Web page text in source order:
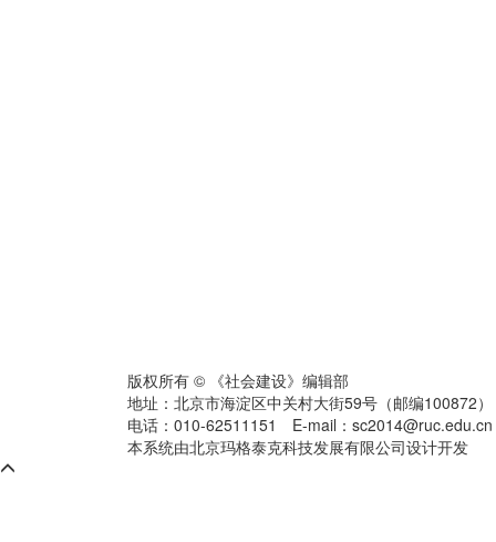
版权所有 © 《社会建设》编辑部
地址：北京市海淀区中关村大街59号（邮编100872
电话：010-62511151 E-mail：sc2014@ruc.edu.cn
本系统由北京玛格泰克科技发展有限公司设计开发